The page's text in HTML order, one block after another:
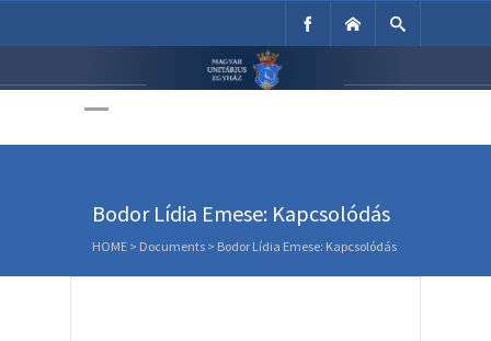
Unitárius Egyház
Bodor Lídia Emese: Kapcsolódás
HOME > Documents > Bodor Lídia Emese: Kapcsolódás